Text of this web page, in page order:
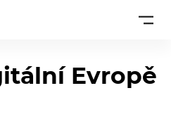
Evropě